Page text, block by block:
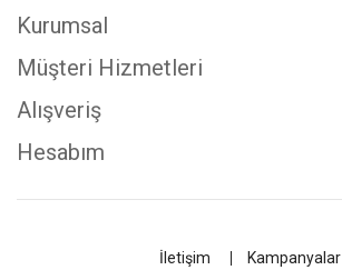
Kurumsal
Müşteri Hizmetleri
Alışveriş
Hesabım
İletişim
Kampanyalar